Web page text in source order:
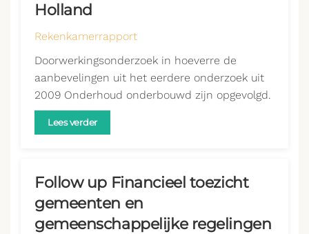
Holland
Rekenkamerrapport
Doorwerkingsonderzoek in hoeverre de
aanbevelingen uit het eerdere onderzoek uit
2009 Onderhoud onderbouwd zijn opgevolgd.
Lees verder
Follow up Financieel toezicht
gemeenten en
gemeenschappelijke regelingen